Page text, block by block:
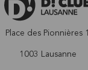
Place des Pionnières 1
1003 Lausanne